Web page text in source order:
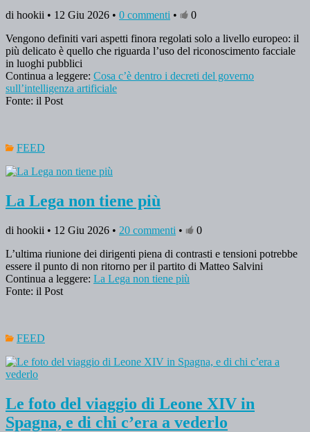
di hookii • 12 Giu 2026 • 0 commenti •
0
Vengono definiti vari aspetti finora regolati solo a livello europeo: il
più delicato è quello che riguarda l’uso del riconoscimento facciale
in luoghi pubblici
Continua a leggere: Cosa c’è dentro i decreti del governo
sull’intelligenza artificiale
Fonte: il Post
FEED
La Lega non tiene più
di hookii • 12 Giu 2026 • 20 commenti •
0
L’ultima riunione dei dirigenti piena di contrasti e tensioni potrebbe
essere il punto di non ritorno per il partito di Matteo Salvini
Continua a leggere: La Lega non tiene più
Fonte: il Post
FEED
Le foto del viaggio di Leone XIV in
Spagna, e di chi c’era a vederlo